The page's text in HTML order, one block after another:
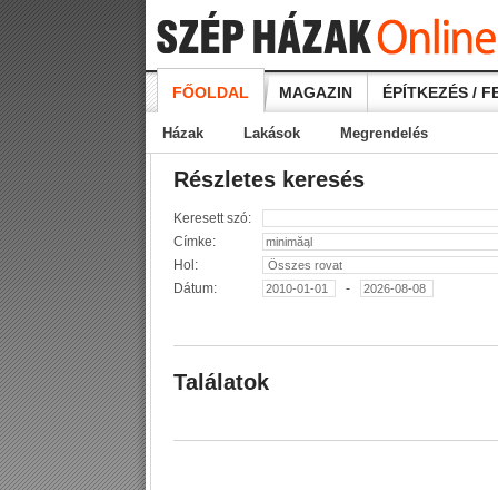
FŐOLDAL MAGAZIN ÉPÍTKEZÉS /
Házak Lakások Megrendelés
Részletes keresés
Keresett szó:
Címke:
Hol:
Dátum:
-
Találatok